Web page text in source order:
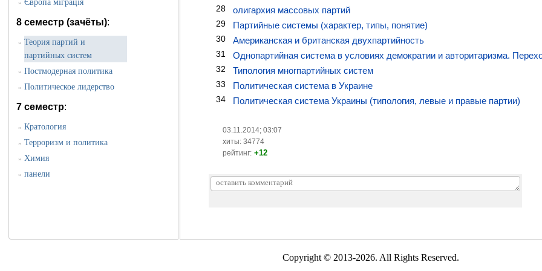
» Європа міграція
8 семестр (зачёты):
» Теория партий и
партийных систем
» Постмодерная политика
» Политическое лидерство
7 семестр:
» Кратология
» Терроризм и политика
» Химия
» панели
28 олигархия массовых партий
29 Партийные системы (характер, типы, понятие)
30 Американская и британская двухпартийность
31 Однопартийная система в условиях демократии и авторитаризма.
32 Типология многпартийных систем
33 Политическая система в Украине
34 Политическая система Украины (типология, левые и правые партии)
03.11.2014; 03:07
хиты: 34774
рейтинг: +12
Copyright © 2013-2026. All Rights Reserved.